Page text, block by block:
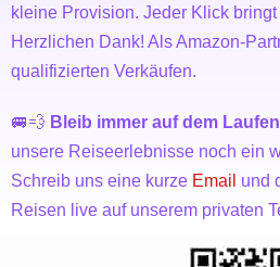
kleine Provision. Jeder Klick
Herzlichen Dank! Als Amazon-
qualifizierten Verkäufen.
🚐💨 Bleib immer auf dem
unsere Reiseerlebnisse noch ein
Schreib uns eine kurze Email und
Reisen live auf unserem privaten